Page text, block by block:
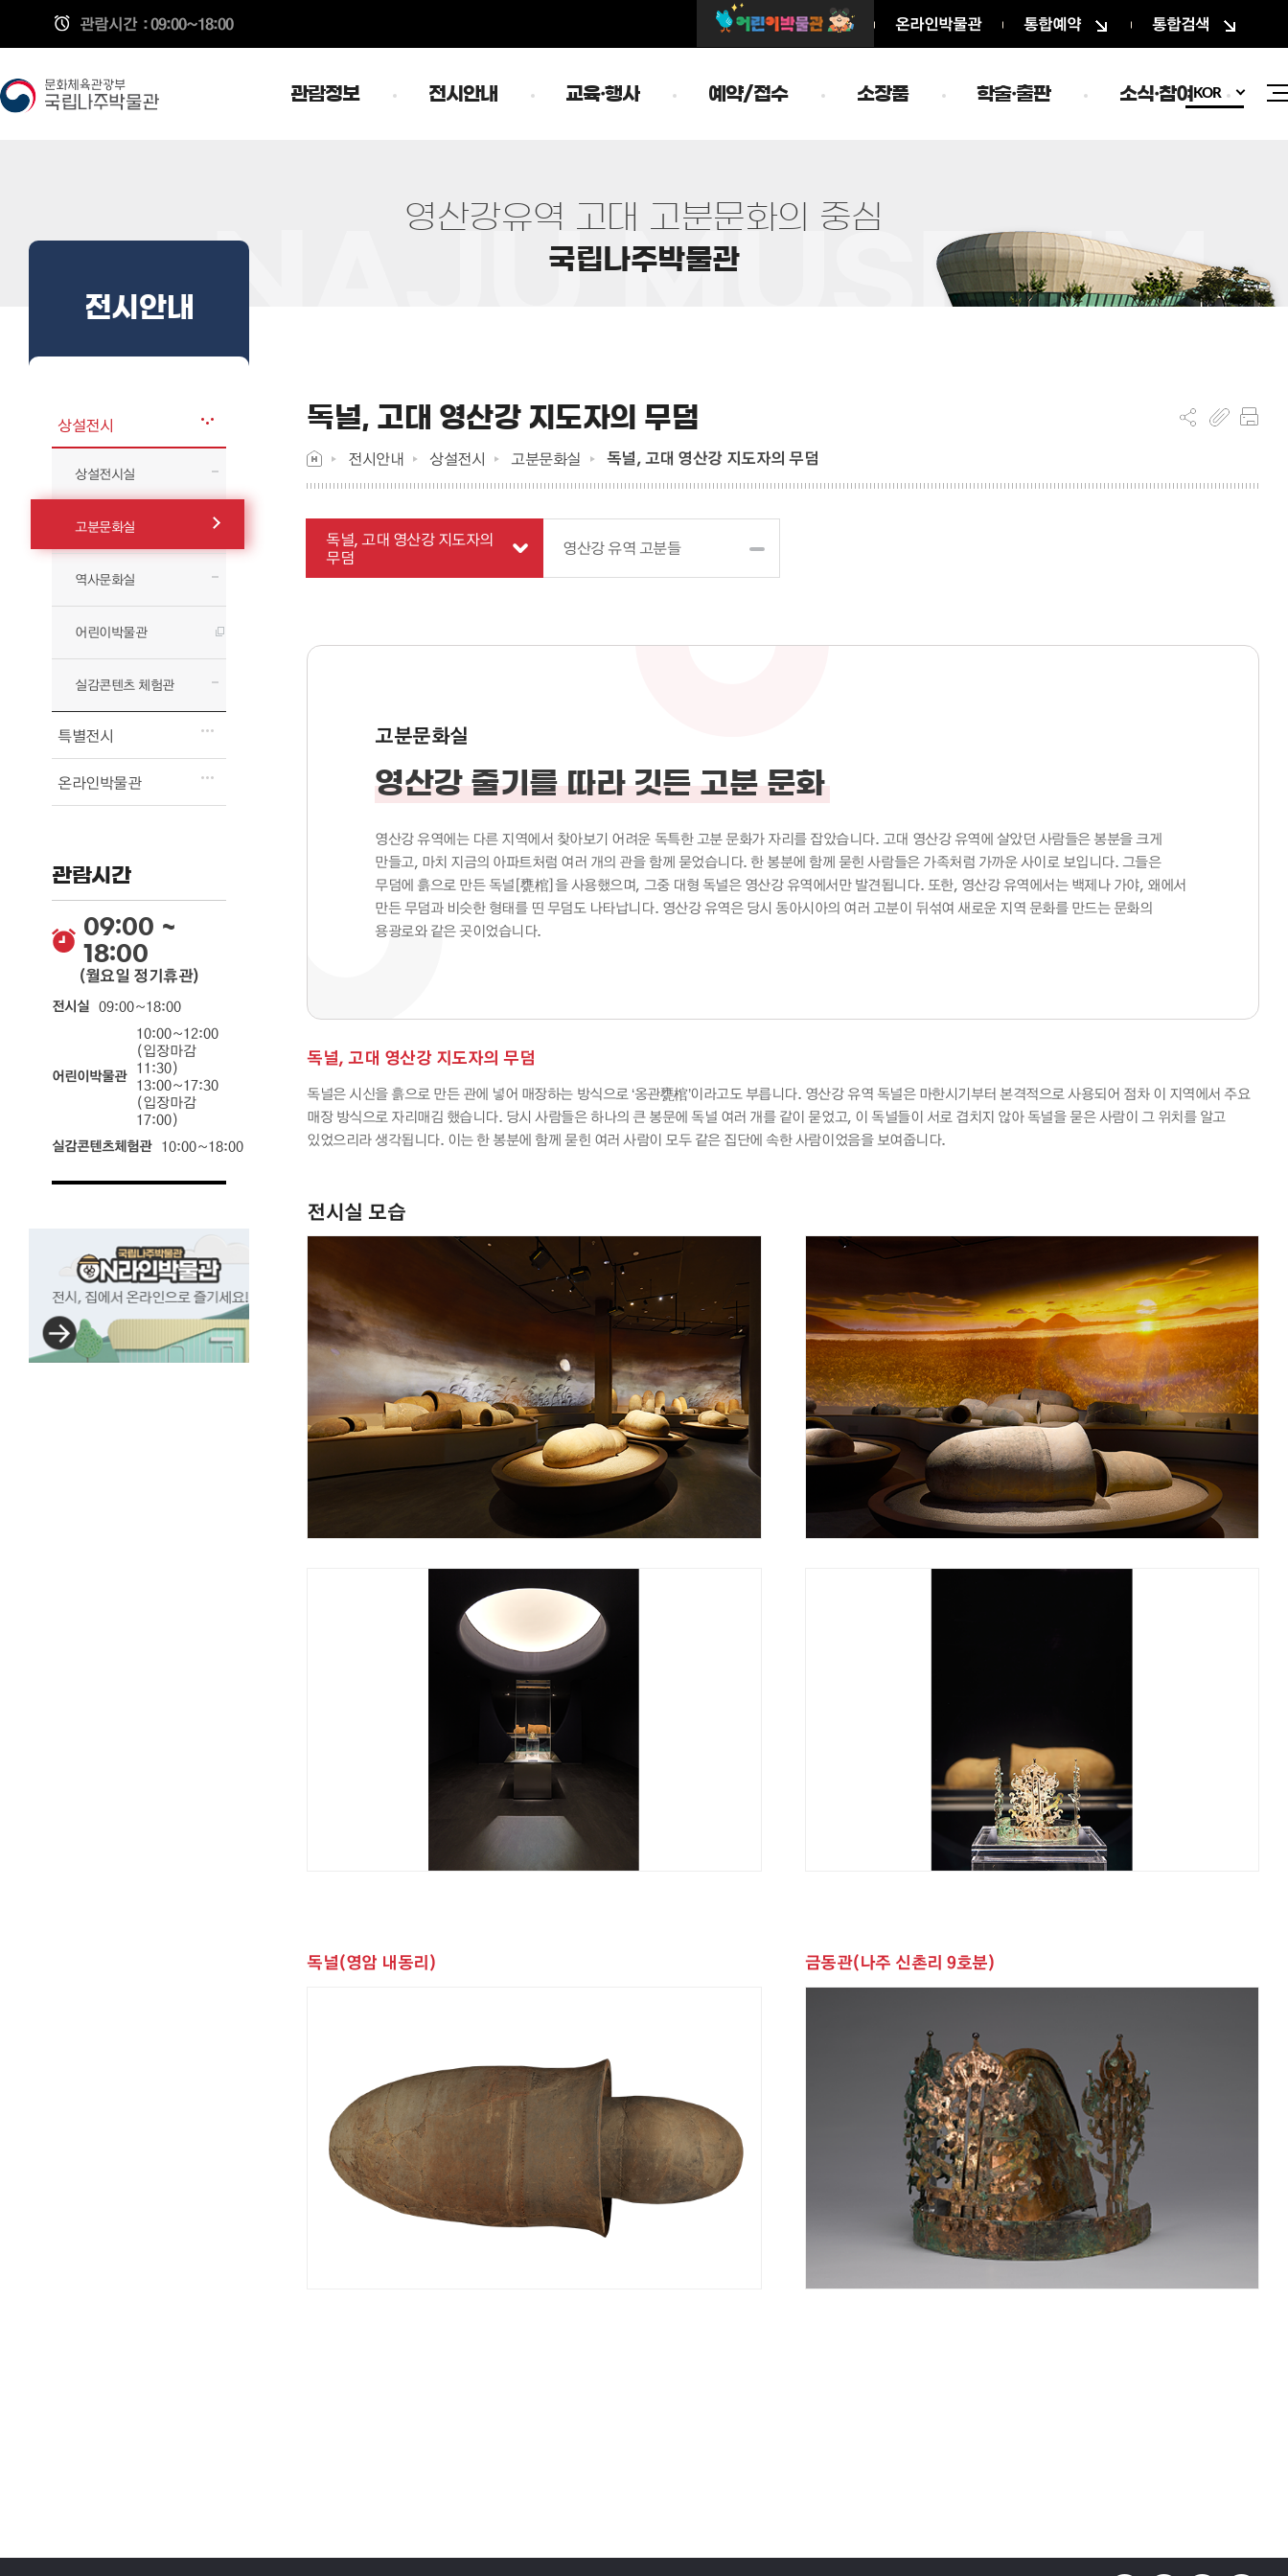
관람시간 : 09:00~18:00 온라인박물관 통합예약 통합검색
KOR
관람정보 전시안내 교육·행사 예약/접수 소장품 학술·출판 소식·참여
영산강유역 고 대 고분문화의 중심
국립 나주박물관
전시안내
상설전시
상설전시실
고분문화실
역사문화실
어린이박물관
실감콘텐츠 체험관
특별전시
온라인박물관
관람시간
09:00 ~
18:00
(월요일 정기휴관)
전시실 09:00~18:00
어린이박물관
10:00~12:00
(입장마감
11:30)
13:00~17:30
(입장마감
17:00)
실감콘텐츠체험관 10:00~18:00
국립나주박물관
ON라인박물관
전시,
집에서
온라인으로
독널, 고대 영산강 지도자의 무덤
전시안내 상설전시 고분문화실 독널, 고대 영산강 지도자의 무덤
독널, 고대 영산강 지도자의
무덤
영산강 유역 고분들
고분문화실
영산강 줄기를 따라 깃든 고분 문화
영산강 유역에는 다른 지역에서 찾아보기 어려운 독특한 고분 문화가 자리를 잡았습니다. 고대 영산강 유역에 살았던 사람들은 봉분을 크게
만들고, 마치 지금의 아파트처럼 여러 개의 관을 함께 묻었습니다. 한 봉분에 함께 묻힌 사람들은 가족처럼 가까운 사이로 보입니다. 그들은
무덤에 흙으로 만든 독널[甕棺]을 사용했으며, 그중 대형 독널은 영산강 유역에서만 발견됩니다. 또한, 영산강 유역에서는 백제나 가야, 왜에서
만든 무덤과 비슷한 형태를 띤 무덤도 나타납니다. 영산강 유역은 당시 동아시아의 여러 고분이 뒤섞여 새로운 지역 문화를 만드는 문화의
용광로와 같은 곳이었습니다.
독널, 고대 영산강 지도자의 무덤
독널은 시신을 흙으로 만든 관에 넣어 매장하는 방식으로 ‘옹관甕棺’이라고도 부릅니다. 영산강 유역 독널은 마한시기부터 본격적으로 사용되어 점차 이 지역에서 주요
매장 방식으로 자리매김 했습니다. 당시 사람들은 하나의 큰 봉문에 독널 여러 개를 같이 묻었고, 이 독널들이 서로 겹치지 않아 독널을 묻은 사람이 그 위치를 알고
있었으리라 생각됩니다. 이는 한 봉분에 함께 묻힌 여러 사람이 모두 같은 집단에 속한 사람이었음을 보여줍니다.
전시실 모습
독널(영암 내동리) 금동관(나주 신촌리 9호분)